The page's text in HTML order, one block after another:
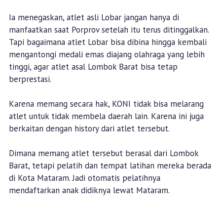
Ia menegaskan, atlet asli Lobar jangan hanya di
manfaatkan saat Porprov setelah itu terus ditinggalkan.
Tapi bagaimana atlet Lobar bisa dibina hingga kembali
mengantongi medali emas diajang olahraga yang lebih
tinggi, agar atlet asal Lombok Barat bisa tetap
berprestasi.
Karena memang secara hak, KONI tidak bisa melarang
atlet untuk tidak membela daerah lain. Karena ini juga
berkaitan dengan history dari atlet tersebut.
Dimana memang atlet tersebut berasal dari Lombok
Barat, tetapi pelatih dan tempat latihan mereka berada
di Kota Mataram. Jadi otomatis pelatihnya
mendaftarkan anak didiknya lewat Mataram.